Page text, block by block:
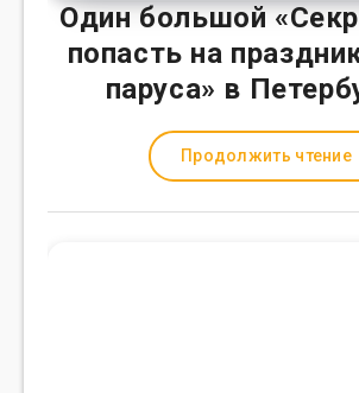
Один большой
попасть на
паруса» в
Продолжить чтение